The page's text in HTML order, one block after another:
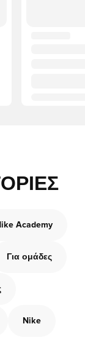
Academy
Για ομάδες
Nike